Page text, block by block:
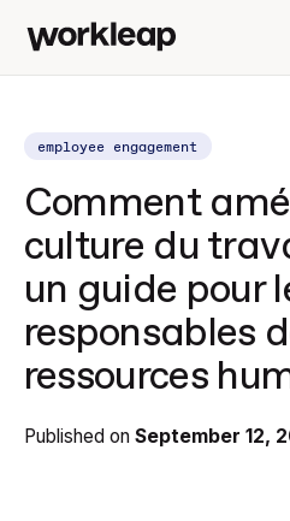
employee engagement
Comment
culture du
un guide pour
responsables
ressources
Published on September 12,